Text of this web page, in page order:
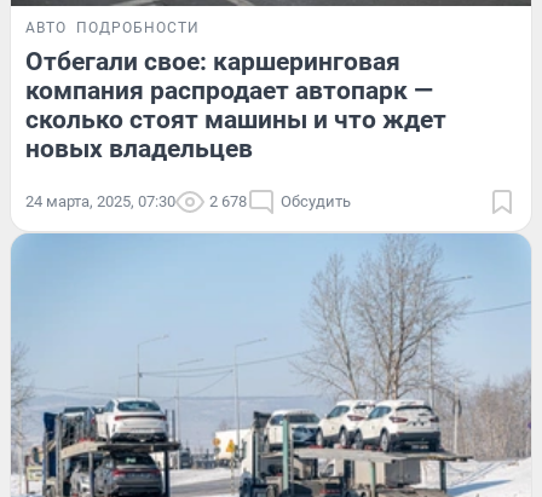
АВТО ПОДРОБНОСТИ
Отбегали свое: каршеринговая
компания распродает автопарк —
сколько стоят машины и что ждет
новых владельцев
24 марта, 2025, 07:30 2 678 Обсудить